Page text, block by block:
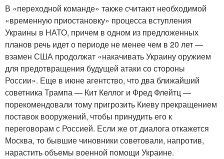
В «переходной команде» также считают необходимой
«временную приостановку» процесса вступления
Украины в НАТО, причем в одном из предложенных
планов речь идет о периоде не менее чем в 20 лет —
взамен США продолжат «накачивать Украину оружием
для предотвращения будущей атаки со стороны
России». Еще в июне агентство, что два ближайший
советника Трампа — Кит Келлог и Фред Флейтц —
порекомендовали тому пригрозить Киеву прекращением
поставок вооружений, чтобы принудить его к
переговорам с Россией. Если же от диалога откажется
Москва, то бывшие чиновники советовали, напротив,
нарастить объемы военной помощи Украине.